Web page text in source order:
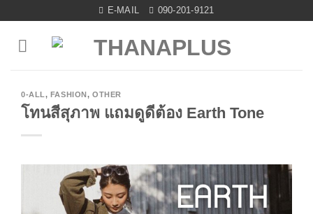
content
E-MAIL 090-201-9121
0-ALL, FASHION, OTHER
โทนสีสุภาพ แถมดูดีต้อง Earth Tone